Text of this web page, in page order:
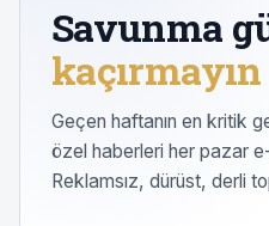
Savunma
kaçırmayın
Geçen haftanın en kritik
özel haberleri her pazar
Reklamsız, dürüst, derli